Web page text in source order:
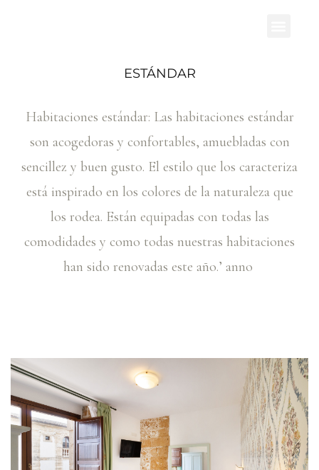
ESTÁNDAR
Habitaciones estándar: Las habitaciones estándar
son acogedoras y confortables, amuebladas con
sencillez y buen gusto. El estilo que los caracteriza
está inspirado en los colores de la naturaleza que
los rodea. Están equipadas con todas las
comodidades y como todas nuestras habitaciones
han sido renovadas este año.’ anno